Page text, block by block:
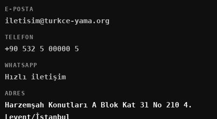
E-POSTA
iletisim@turkce-yama.org
TELEFON
+90 532 5 00000 5
WHATSAPP
Hızlı iletişim
ADRES
Harzemşah Konutları A Blok Kat 31 No 210 4.
Levent/İstanbul